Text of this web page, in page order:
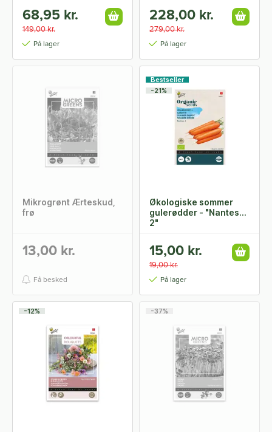
68,95 kr.
149,00 kr.
På lager
228,00 kr.
279,00 kr.
På lager
Mikrogrønt Ærteskud,
frø
13,00 kr.
Få besked
Bestseller
-21%
Økologiske sommer
gulerødder - "Nantes
2"
15,00 kr.
19,00 kr.
På lager
-12% -37%